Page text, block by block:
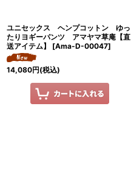
ユニセックス ヘンプコットン ゆっ
たりヨギーパンツ アマヤマ草庵【直
送アイテム】
[Ama-D-00047]
14,080円(税込)